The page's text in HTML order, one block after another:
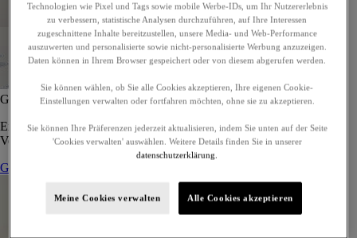
Geschenkset mit 5 Eaux de Toilettes - zur Eigenwahl
Ein maßgeschneidertes Geschenkset mit fünf Eaux de Toilette, zum
Verschenken oder für sich selbst.
Geschenkset zusammenstellen
Technologien wie Pixel und Tags sowie mobile Werbe-IDs, um Ihr Nutzererlebnis
zu verbessern, statistische Analysen durchzuführen, auf Ihre Interessen
zugeschnittene Inhalte bereitzustellen, unsere Media- und Web-Performance
auszuwerten und personalisierte sowie nicht-personalisierte Werbung anzuzeigen.
Daten können in Ihrem Browser gespeichert oder von diesem abgerufen werden.
Sie können wählen, ob Sie alle Cookies akzeptieren, Ihre eigenen Cookie-
Einstellungen verwalten oder fortfahren möchten, ohne sie zu akzeptieren.
Sie können Ihre Präferenzen jederzeit aktualisieren, indem Sie unten auf der Seite
'Cookies verwalten' auswählen. Weitere Details finden Sie in unserer
datenschutzerklärung.
Meine Cookies verwalten Alle Cookies akzeptieren